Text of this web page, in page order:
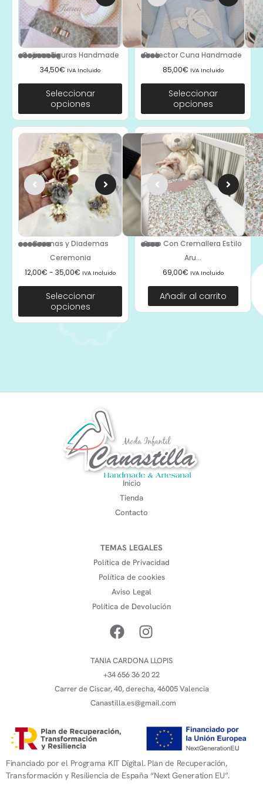
Cojines Figuras Handmade
34,50€ IVA Incluido
Seleccionar
opciones
Protector Cuna Handmade
85,00€ IVA Incluido
Seleccionar
opciones
Coronas y Diademas
Ceremonia
12,00€ - 35,00€ IVA Incluido
Seleccionar
opciones
Saco Con Cremallera Estilo
Aru...
69,00€ IVA Incluido
Añadir al carrito
Inicio
Tienda
Contacto
TEMAS LEGALES
Política de Privacidad
Política de cookies
Aviso Legal
Política de Devolución
TANIA CARDONA LLOPIS
+34 656 36 20 22
Carrer de Ciscar, 40, derecha, 46005 Valencia
Canastilla.es@gmail.com
Financiado por el Programa KIT Digital. Plan de Recuperación,
Transformación y Resiliencia de España “Next Generation EU”.